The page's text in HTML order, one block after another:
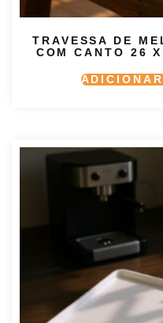
TRAVESSA DE
COM CANTO 26